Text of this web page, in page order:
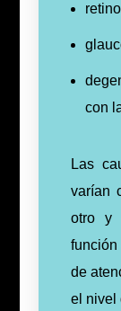
con
Las
varían
otro y
de
el nivel